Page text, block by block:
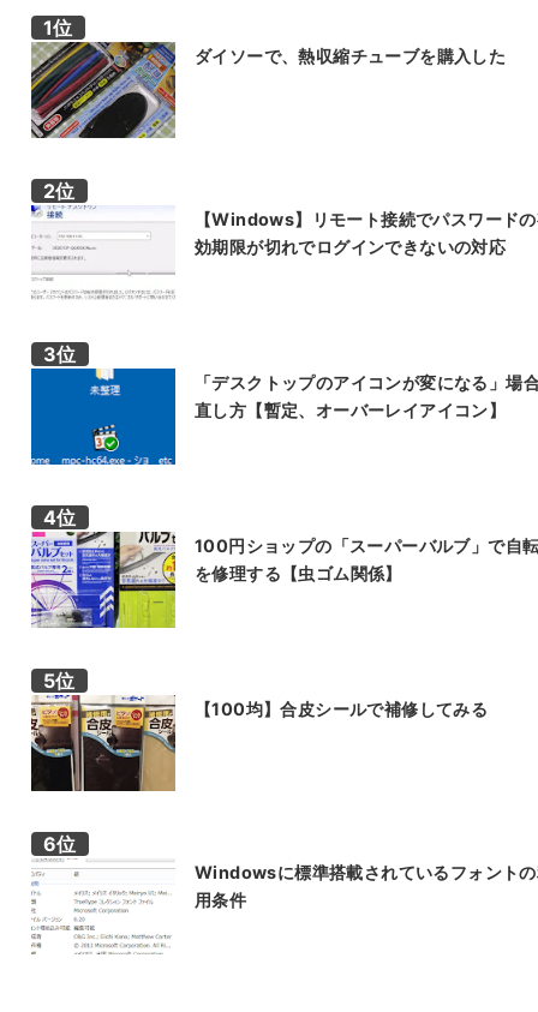
ダイソーで、熱収縮チューブを購入した
【Windows】リモート接続でパスワード
効期限が切れでログインできないの対応
「デスクトップのアイコンが変になる」場
直し方【暫定、オーバーレイアイコン】
100円ショップの「スーパーバルブ」で自
を修理する【虫ゴム関係】
【100均】合皮シールで補修してみる
Windowsに標準搭載されているフォント
用条件